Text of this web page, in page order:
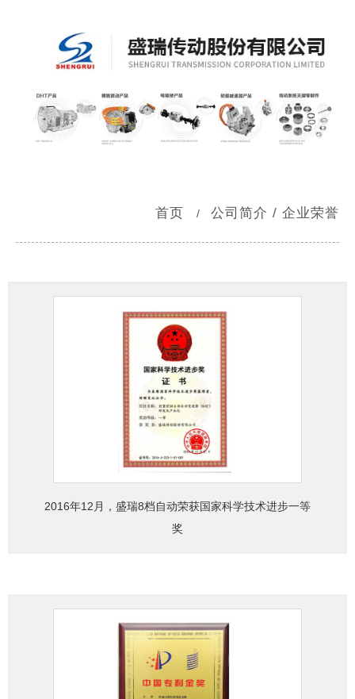
首页 / 公司简介 / 企业荣誉
2016年12月，盛瑞8档自动荣获国家科学技术进步一等
奖